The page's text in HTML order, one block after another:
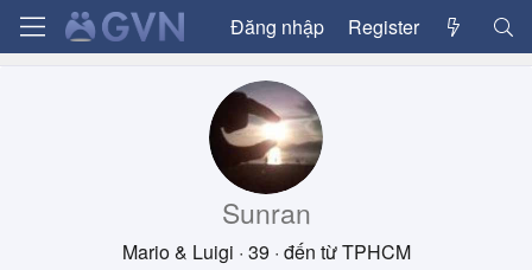
Đăng nhập Register
Sunran
Mario & Luigi · 39 · đến từTPHCM